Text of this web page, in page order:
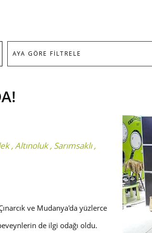
,Altınoluk, Sarımsaklı,
ve Mudanya'da yüzlerce
de ilgi odağı oldu.